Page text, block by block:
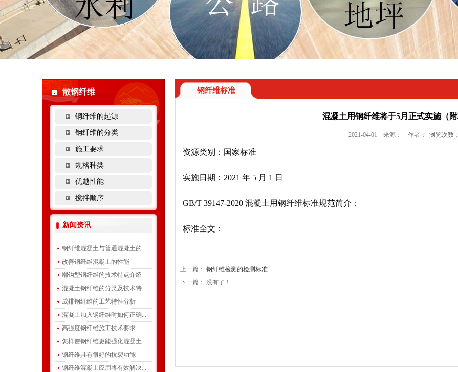
散钢纤维
钢纤维的起源
钢纤维的分类
施工要求
规格种类
优越性能
搅拌顺序
新闻资讯
钢纤维混凝土与普通混凝土的...
改善钢纤维混凝土的性能
端钩型钢纤维的技术特点介绍
混凝土钢纤维的分类及技术特...
成排钢纤维的工艺特性分析
混凝土加入钢纤维时如何正确...
高强度钢纤维施工技术要求
怎样使钢纤维更能强化混凝土
钢纤维具有很好的抗裂功能
钢纤维混凝土应用将有效解决...
钢纤维标准
混凝土用钢纤维将于5月正式实施（附
2021-04-01 来源： 作者： 浏览次数
资源类别：国家标准
实施日期：2021 年 5 月 1 日
GB/T 39147-2020 混凝土用钢纤维标准规范简介：
标准全文：
上一篇： 钢纤维检测的检测标准
下一篇： 没有了！